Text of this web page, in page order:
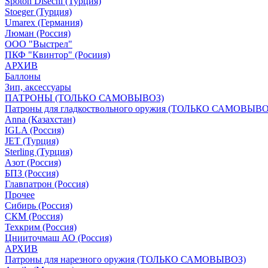
Stoeger (Турция)
Umarex (Германия)
Люман (Россия)
ООО "Выстрел"
ПКФ "Квинтор" (Росиия)
АРХИВ
Баллоны
Зип, аксессуары
ПАТРОНЫ (ТОЛЬКО САМОВЫВОЗ)
Патроны для гладкоствольного оружия (ТОЛЬКО
Anna (Казахстан)
IGLA (Россия)
JET (Турция)
Sterling (Турция)
Азот (Россия)
БПЗ (Россия)
Главпатрон (Россия)
Прочее
Сибирь (Россия)
СКМ (Россия)
Техкрим (Россия)
Цнииточмаш АО (Россия)
АРХИВ
Патроны для нарезного оружия (ТОЛЬКО САМОВЫВОЗ)